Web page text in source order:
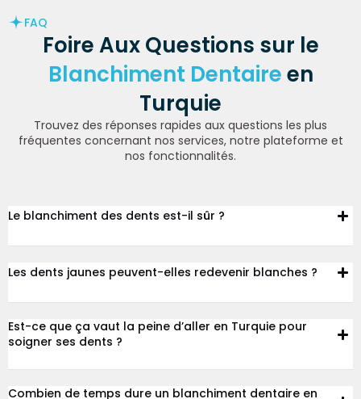
FAQ
Foire Aux Questions sur le
Blanchiment Dentaireen
Turquie
Trouvez des réponses rapides aux questions les plus
fréquentes concernant nos services, notre plateforme et
nos fonctionnalités.
Le blanchiment des dents est-il sûr ?
Les dents jaunes peuvent-elles redevenir blanches ?
Est-ce que ça vaut la peine d’aller en Turquie pour
soigner ses dents ?
Combien de temps dure un blanchiment dentaire en